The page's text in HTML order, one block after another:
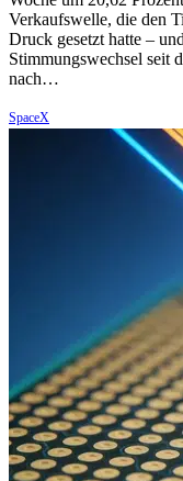
Verkaufswelle, die den
Druck gesetzt hatte –
Stimmungswechsel seit
nach…
SpaceX